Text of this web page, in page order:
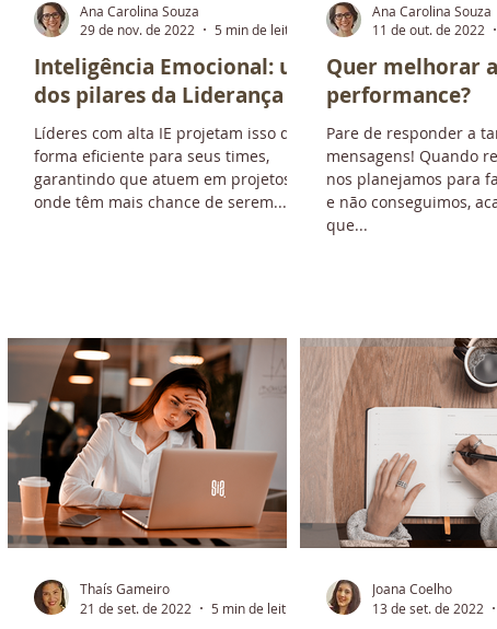
Inteligência Emocional: um
dos pilares da Liderança
Líderes com alta IE projetam isso de
forma eficiente para seus times,
garantindo que atuem em projetos
onde têm mais chance de serem...
Ana Carolina Souza
29 de nov. de 2022
5 min de leitura
Quer melhorar a
performance?
Pare de responder a
mensagens! Quando
nos planejamos para
e não conseguimos,
que...
Ana Carolina Souza
11 de out. de 2022
Thaís Gameiro
21 de set. de 2022
5 min de leitura
Joana Coelho
13 de set. de 2022